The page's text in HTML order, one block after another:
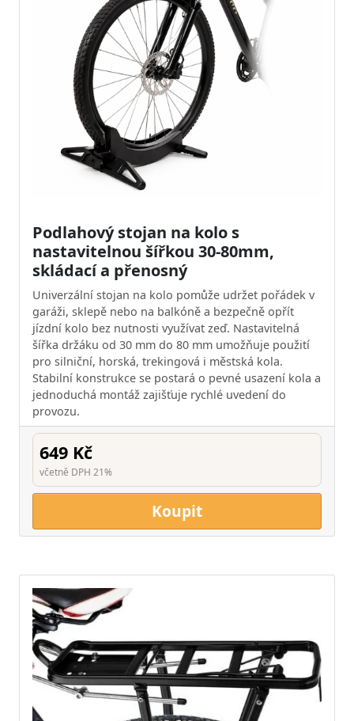
Podlahový stojan na kolo s
nastavitelnou šířkou 30-80mm,
skládací a přenosný
Univerzální stojan na kolo pomůže udržet pořádek v
garáži, sklepě nebo na balkóně a bezpečně opřít
jízdní kolo bez nutnosti využívat zeď. Nastavitelná
šířka držáku od 30 mm do 80 mm umožňuje použití
pro silniční, horská, trekingová i městská kola.
Stabilní konstrukce se postará o pevné usazení kola a
jednoduchá montáž zajišťuje rychlé uvedení do
provozu.
649 Kč
včetně DPH 21%
Koupit